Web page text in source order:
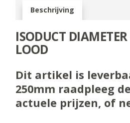
Beschrijving
ISODUCT
LOOD
Dit artikel is
250mm raadpleeg
actuele prijzen, of